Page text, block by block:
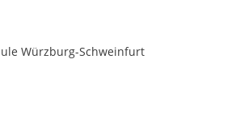
Würzburg-Schweinfurt